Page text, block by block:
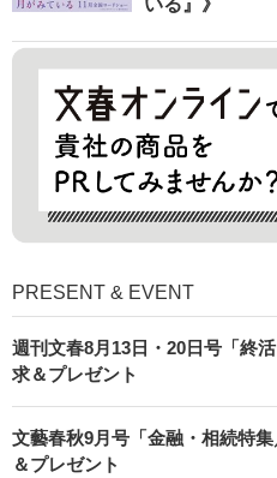
いる』》
PRESENT & EVENT
週刊文春8月13日・20日号「終
求＆プレゼント
文藝春秋9月号「金融・相続特
＆プレゼント